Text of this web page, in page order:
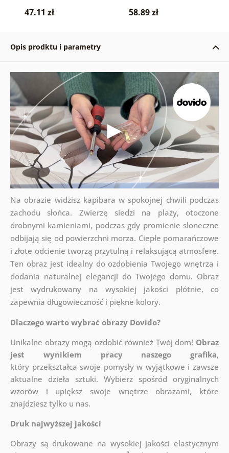
47.11 zł 58.89 zł
Opis prodktu i parametry
Na obrazie widzisz kapibara w spokojnej chwili podczas
zachodu słońca. Zwierzę siedzi na plaży, otoczone
drobnymi kamieniami, podczas gdy promienie słoneczne
odbijają się od powierzchni morza. Ciepłe pomarańczowe
i złote odcienie tworzą przytulną i relaksującą atmosferę.
Ten obraz jest idealny do ozdobienia Twojego wnętrza i
dodania naturalnej elegancji do Twojego domu. Obraz
jest wydrukowany na wysokiej jakości płótnie, co
zapewnia długowieczność i piękne kolory.
Dlaczego warto wybrać obrazy Dovido?
Unikalne obrazy mogą ozdobić również Twój dom! Obraz
jest wynikiem pracy naszego grafika,
który przekształca swoje pomysły w wyjątkowe i zawsze
aktualne dzieła sztuki. Wybierz spośród oryginalnych
wzorów i upiększ swoje wnętrze obrazami, które
znajdziesz tylko u nas.
Druk najwyższej jakości
Obrazy są drukowane na wysokiej jakości elastycznym